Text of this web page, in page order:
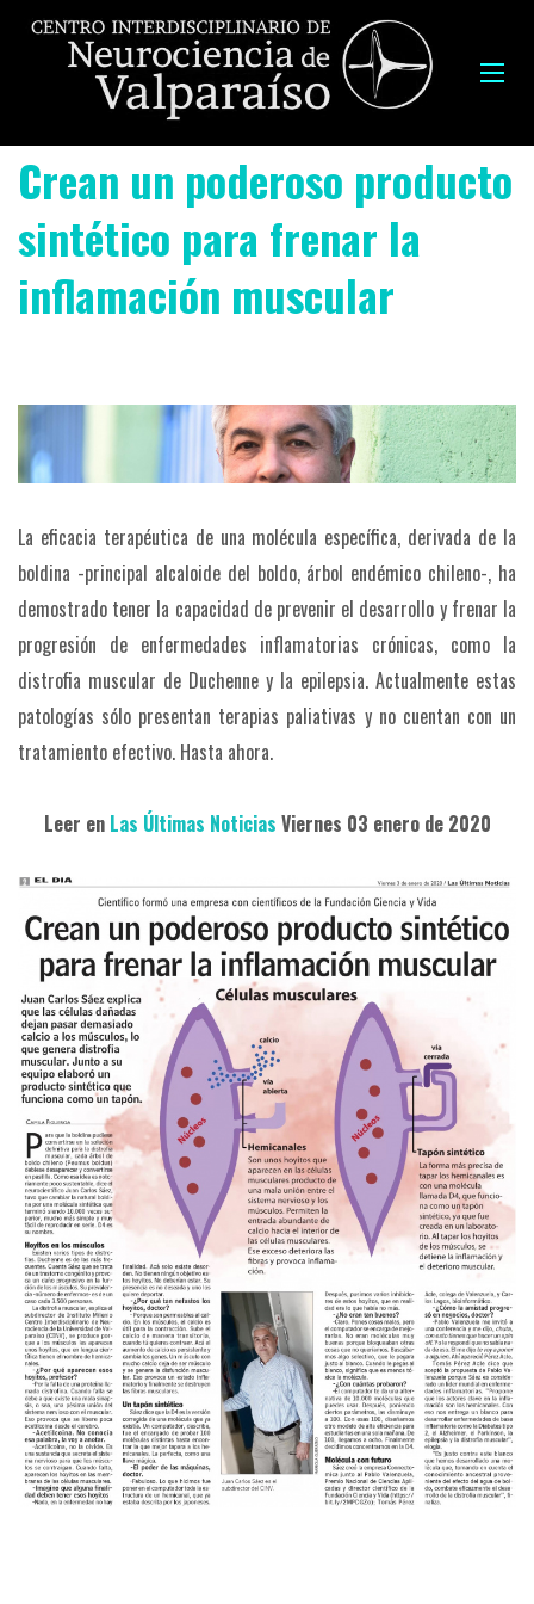
Crean un poderoso producto
sintético para frenar la
inflamación muscular
La eficacia terapéutica de una molécula específica, derivada de la
boldina -principal alcaloide del boldo, árbol endémico chileno-, ha
demostrado tener la capacidad de prevenir el desarrollo y frenar la
progresión de enfermedades inflamatorias crónicas, como la
distrofia muscular de Duchenne y la epilepsia. Actualmente estas
patologías sólo presentan terapias paliativas y no cuentan con un
tratamiento efectivo. Hasta ahora.
Leer enLas Últimas Noticias Viernes 03 enero de 2020